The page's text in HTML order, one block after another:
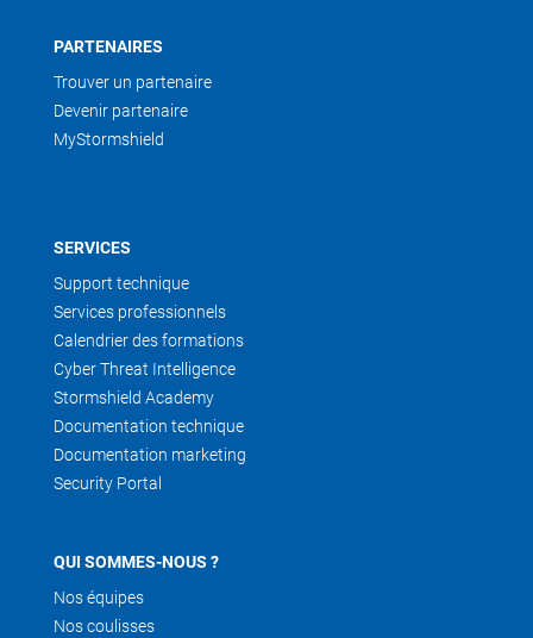
PARTENAIRES
Trouver un partenaire
Devenir partenaire
MyStormshield
SERVICES
Support technique
Services professionnels
Calendrier des formations
Cyber Threat Intelligence
Stormshield Academy
Documentation technique
Documentation marketing
Security Portal
QUI SOMMES-NOUS ?
Nos équipes
Nos coulisses